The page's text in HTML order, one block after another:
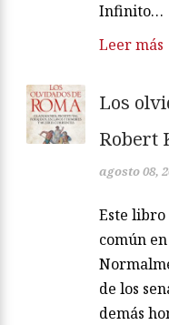
Infinito…
Leer más
Los
Robert
agosto 08,
Este
común
de los
demás